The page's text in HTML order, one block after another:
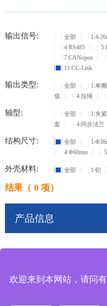
输出信号: 全部 1:4-
4:RS485
7:CANopen
11:CC-Link
输出类型: 全部 1:单
值
4:拉绳
轴型: 全部 1:夹
套
4:同步法兰
结构尺寸: 全部
4:Φ60mm
外壳材料: 全部 1:铝
结果（ 0 项）
产品信息
欢迎来到本网站，请问